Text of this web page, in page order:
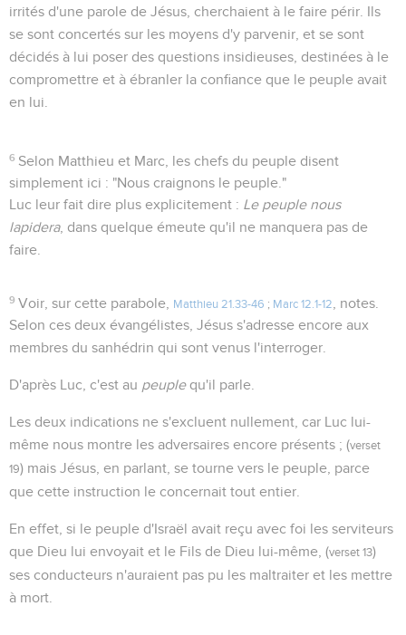
irrités d'une parole de Jésus, cherchaient à le faire périr. Ils
se sont concertés sur les moyens d'y parvenir, et se sont
décidés à lui poser des questions insidieuses, destinées à le
compromettre et à ébranler la confiance que le peuple avait
en lui.
6 Selon Matthieu et Marc, les chefs du peuple disent
simplement ici : "Nous craignons le peuple."
Luc leur fait dire plus explicitement : Le peuple nous
lapidera, dans quelque émeute qu'il ne manquera pas de
faire.
9 Voir, sur cette parabole, Matthieu 21.33-46 ; Marc 12.1-12
, notes.
Selon ces deux évangélistes, Jésus s'adresse encore aux
membres du sanhédrin qui sont venus l'interroger.
D'après Luc, c'est au peuplequ'il parle.
Les deux indications ne s'excluent nullement, car Luc lui-
même nous montre les adversaires encore présents ; (verset
19) mais Jésus, en parlant, se tourne vers le peuple, parce
que cette instruction le concernait tout entier.
En effet, si le peuple d'Israël avait reçu avec foi les serviteurs
que Dieu lui envoyait et le Fils de Dieu lui-même, (verset 13)
ses conducteurs n'auraient pas pu les maltraiter et les mettre
à mort.